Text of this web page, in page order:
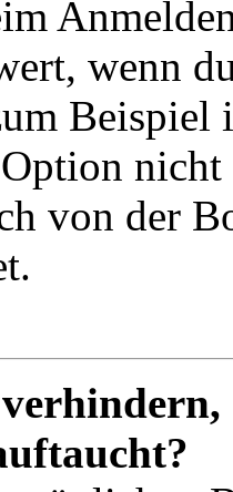
wenn
Beispiel
von der